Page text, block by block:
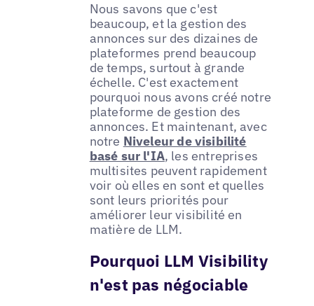
Nous savons que c'est
beaucoup, et la gestion des
annonces sur des dizaines de
plateformes prend beaucoup
de temps, surtout à grande
échelle. C'est exactement
pourquoi nous avons créé notre
plateforme de gestion des
annonces. Et maintenant, avec
notre Niveleur de visibilité
basé sur l'IA, les entreprises
multisites peuvent rapidement
voir où elles en sont et quelles
sont leurs priorités pour
améliorer leur visibilité en
matière de LLM.
Pourquoi LLM Visibility
n'est pas négociable